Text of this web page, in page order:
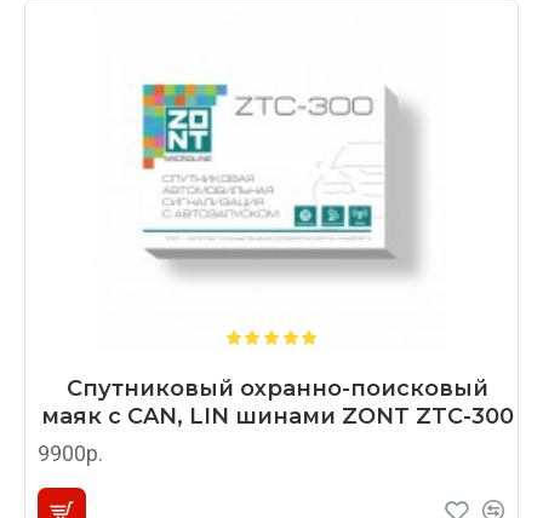
Спутниковый охранно-поисковый
маяк с CAN, LIN шинами ZONT ZTC-300
9900р.